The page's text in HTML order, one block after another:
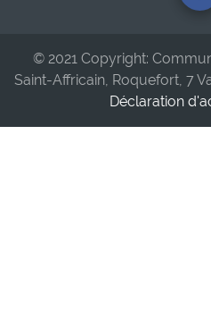
© 2021 Copyright:
Saint-Affricain, Roquefort, 7
Déclaration